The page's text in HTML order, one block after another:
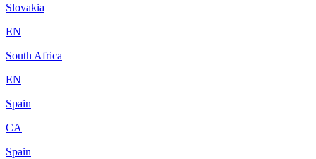
Slovakia
EN
South Africa
EN
Spain
CA
Spain